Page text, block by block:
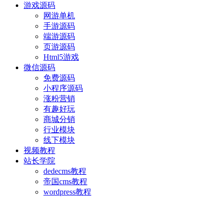
游戏源码
网游单机
手游源码
端游源码
页游源码
Html5游戏
微信源码
免费源码
小程序源码
涨粉营销
有趣好玩
商城分销
行业模块
线下模块
视频教程
站长学院
dedecms教程
帝国cms教程
wordpress教程